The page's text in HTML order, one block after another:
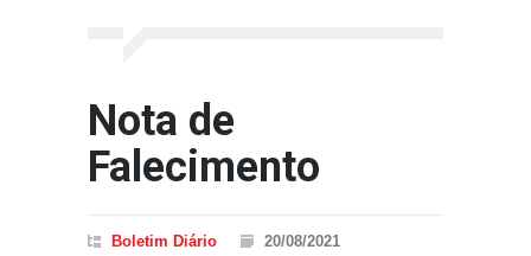
Nota de
Falecimento
Boletim Diário 20/08/2021